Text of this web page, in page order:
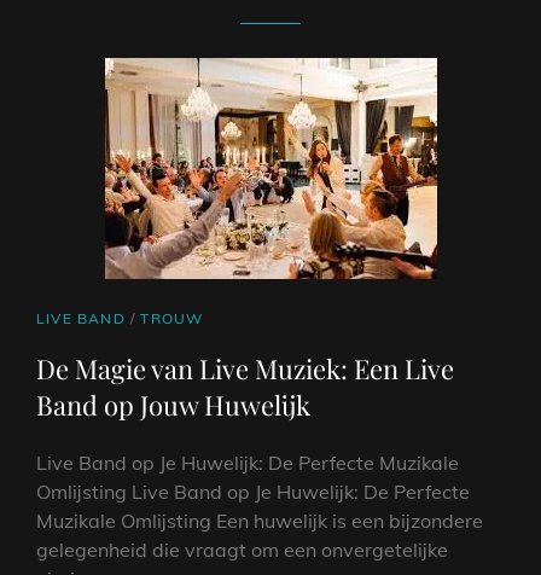
CAT
LIVE BAND /TROUW
De Magie van Live Muziek: Een Live
Band op Jouw Huwelijk
Live Band op Je Huwelijk: De Perfecte Muzikale
Omlijsting Live Band op Je Huwelijk: De Perfecte
Muzikale Omlijsting Een huwelijk is een bijzondere
gelegenheid die vraagt om een onvergetelijke